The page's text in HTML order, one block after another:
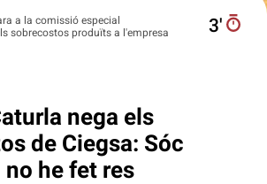
a la comissió especial
sobrecostos produïts a l'empresa
3′
nega els
de Ciegsa: Sóc
he fet res